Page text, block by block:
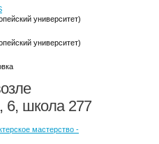
университет)
университет)
6, школа 277
мастерство -